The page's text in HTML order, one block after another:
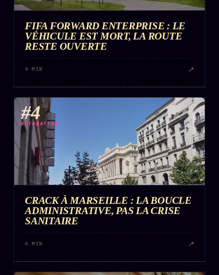
FIFA FORWARD ENTERPRISE : LE
VÉHICULE EST MORT, LA ROUTE
RESTE OUVERTE
4 MIN ↗
#4
DÉTONATION
CRACK À MARSEILLE : LA BOUCLE
ADMINISTRATIVE, PAS LA CRISE
SANITAIRE
4 MIN ↗